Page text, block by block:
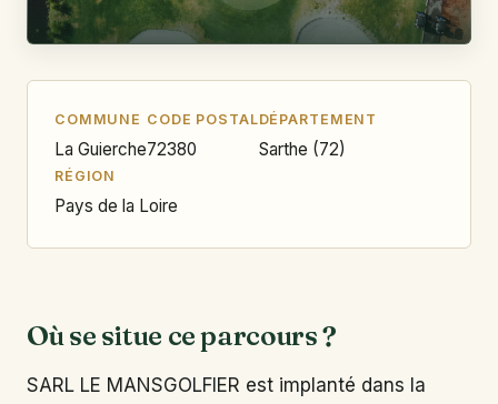
COMMUNE
La Guierche
CODE POSTAL
72380
DÉPARTEMENT
Sarthe (72)
RÉGION
Pays de la Loire
Où se situe ce parcours ?
SARL LE MANSGOLFIER est implanté dans la